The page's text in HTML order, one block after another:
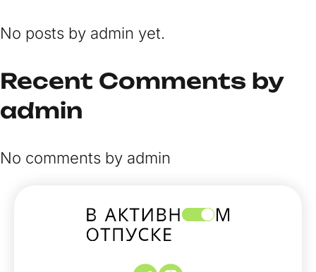
No posts by admin yet.
Recent Comments by
admin
No comments by admin